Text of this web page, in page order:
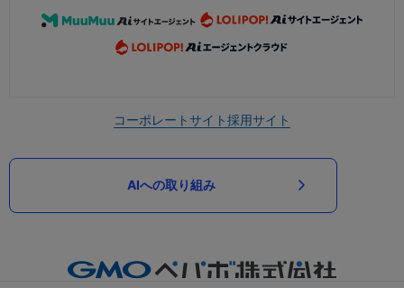
コーポレートサイト採用サイト
AIへの取り組み